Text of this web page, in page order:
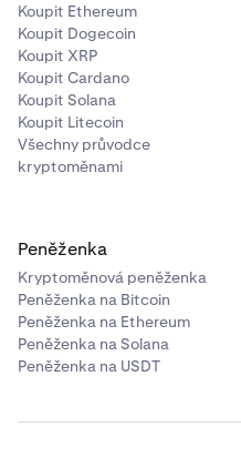
Koupit Ethereum
Koupit Dogecoin
Koupit XRP
Koupit Cardano
Koupit Solana
Koupit Litecoin
Všechny průvodce
kryptoměnami
Peněženka
Kryptoměnová peněženka
Peněženka na Bitcoin
Peněženka na Ethereum
Peněženka na Solana
Peněženka na USDT